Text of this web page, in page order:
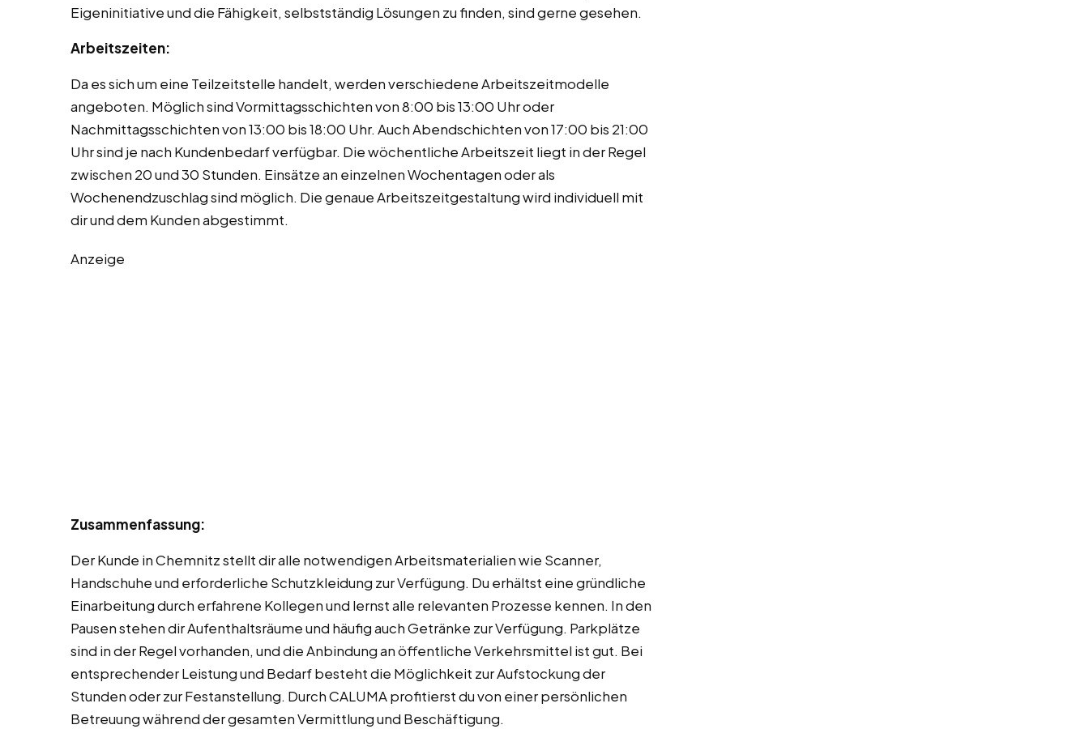
Eigeninitiative und die Fähigkeit, selbstständig Lösungen zu finden, sind gerne gesehen.
Arbeitszeiten:
Da es sich um eine Teilzeitstelle handelt, werden verschiedene Arbeitszeitmodelle
angeboten. Möglich sind Vormittagsschichten von 8:00 bis 13:00 Uhr oder
Nachmittagsschichten von 13:00 bis 18:00 Uhr. Auch Abendschichten von 17:00 bis 21:00
Uhr sind je nach Kundenbedarf verfügbar. Die wöchentliche Arbeitszeit liegt in der Regel
zwischen 20 und 30 Stunden. Einsätze an einzelnen Wochentagen oder als
Wochenendzuschlag sind möglich. Die genaue Arbeitszeitgestaltung wird individuell mit
dir und dem Kunden abgestimmt.
Anzeige
Zusammenfassung:
Der Kunde in Chemnitz stellt dir alle notwendigen Arbeitsmaterialien wie Scanner,
Handschuhe und erforderliche Schutzkleidung zur Verfügung. Du erhältst eine gründliche
Einarbeitung durch erfahrene Kollegen und lernst alle relevanten Prozesse kennen. In den
Pausen stehen dir Aufenthaltsräume und häufig auch Getränke zur Verfügung. Parkplätze
sind in der Regel vorhanden, und die Anbindung an öffentliche Verkehrsmittel ist gut. Bei
entsprechender Leistung und Bedarf besteht die Möglichkeit zur Aufstockung der
Stunden oder zur Festanstellung. Durch CALUMA profitierst du von einer persönlichen
Betreuung während der gesamten Vermittlung und Beschäftigung.